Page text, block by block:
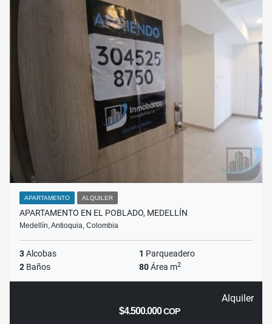
APARTAMENTO ALQUILER
APARTAMENTO EN EL POBLADO, MEDELLÍN
Medellín, Antioquia, Colombia
3Alcobas 1 Parqueadero
2 Baños 80Área m2
Alquiler
$4.500.000COP